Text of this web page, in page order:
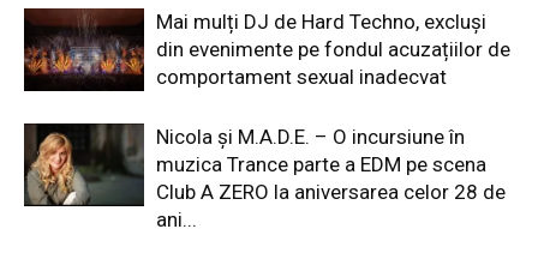
Mai mulți DJ de Hard Techno, excluși
din evenimente pe fondul acuzațiilor de
comportament sexual inadecvat
Nicola și M.A.D.E. – O incursiune în
muzica Trance parte a EDM pe scena
Club A ZERO la aniversarea celor 28 de
ani...